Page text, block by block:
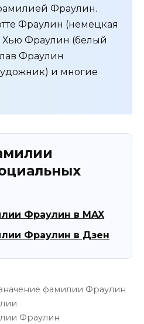
Фраулин.
Фраулин (немецкая
Хью Фраулин (белый
Фраулин
и многие
Фраулин в MAX
Фраулин в Дзен
фамилии Фраулин
Фраулин